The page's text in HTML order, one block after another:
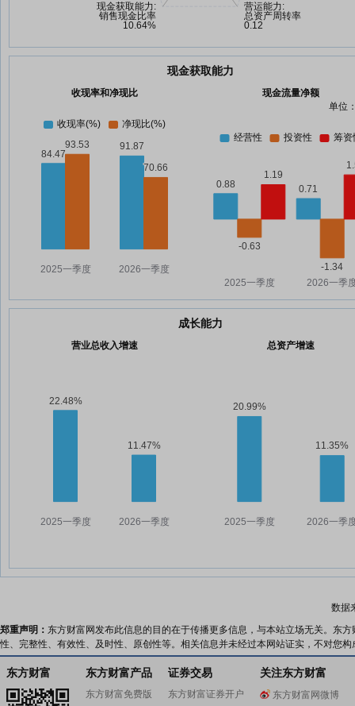
现金获取能力
收现率和净现比
现金流量净额
单位
成长能力
营业总收入增速 总资产增速
数据
郑重声明： 东方财富网发布此信息的目的在于传播更多信息，与本站立场无关。东
性、完整性、有效性、及时性、原创性等。相关信息并未经过本网站证实，不对您
东方财富 东方财富产品
东方财富免费版
证券交易
东方财富证券开户
关注东方财富
东方财富网微博